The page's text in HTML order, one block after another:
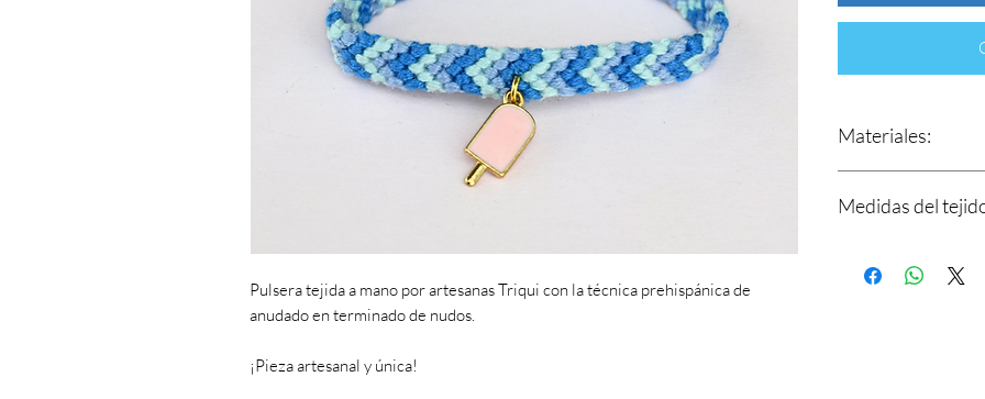
Pulsera tejida a mano por artesanas Triqui con la técnica prehispánica de
anudado en terminado de nudos.
¡Pieza artesanal y única!
Materiales:
ajusta a tu
Medidas del
Ancho: 8 mm